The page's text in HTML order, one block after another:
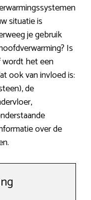
situatie is
je gebruik
Is
het een
ook van invloed is:
de
over de